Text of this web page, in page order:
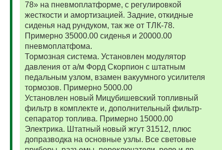
78» на пневмоплатформе, с регулировкой
жесткости и амортизацией. Задние, откидные
сиденья над рундуком, так же от ТЛК-78.
Примерно 35000.00 сиденья и 20000.00
пневмоплатфома.
Тормозная система. Установлен модулятор
давления от а/м Форд Скорпион с штатным
педальным узлом, взамен вакуумного усилителя
тормозов. Примерно 5000.00
Установлен новый Мицубишевский топливный
фильтр в комплекте и, дополнительный фильтр-
сепаратор топлива. Примерно 15000.00
Электрика. Штатный новый жгут 31512, плюс
допразводка на основные узлы. Все световые